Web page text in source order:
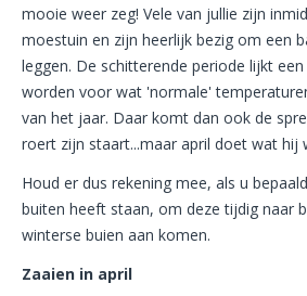
mooie weer zeg! Vele van jullie zijn
moestuin en zijn heerlijk bezig om een
leggen. De schitterende periode lijkt
worden voor wat 'normale'
van het jaar. Daar komt dan ook de
roert zijn staart...maar april doet wat hij
Houd er dus rekening mee, als u
buiten heeft staan, om deze tijdig naar
winterse buien aan komen.
Zaaien in april